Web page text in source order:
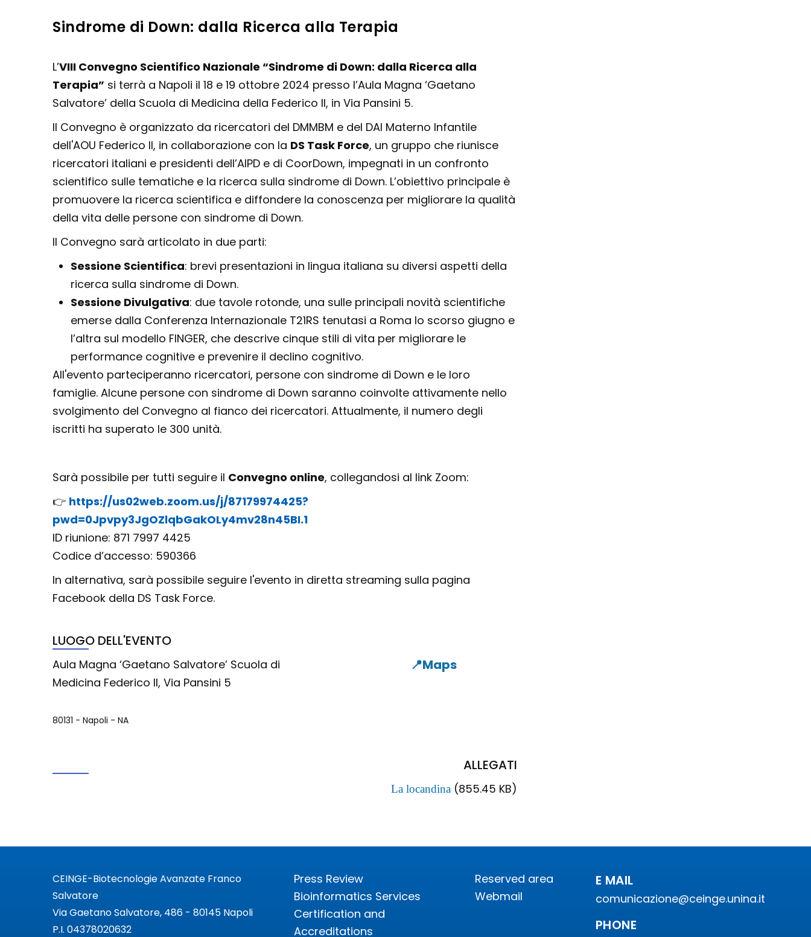
Sindrome di Down: dalla Ricerca alla Terapia
L’VIII Convegno Scientifico Nazionale “Sindrome di Down: dalla Ricerca alla
Terapia” si terrà a Napoli il 18 e 19 ottobre 2024 presso l’Aula Magna ‘Gaetano
Salvatore’ della Scuola di Medicina della Federico II, in Via Pansini 5.
Il Convegno è organizzato da ricercatori del DMMBM e del DAI Materno Infantile
dell'AOU Federico II, in collaborazione con la DS Task Force, un gruppo che riunisce
ricercatori italiani e presidenti dell’AIPD e di CoorDown, impegnati in un confronto
scientifico sulle tematiche e la ricerca sulla sindrome di Down. L’obiettivo principale è
promuovere la ricerca scientifica e diffondere la conoscenza per migliorare la qualità
della vita delle persone con sindrome di Down.
Il Convegno sarà articolato in due parti:
Sessione Scientifica: brevi presentazioni in lingua italiana su diversi aspetti della
ricerca sulla sindrome di Down.
Sessione Divulgativa: due tavole rotonde, una sulle principali novità scientifiche
emerse dalla Conferenza Internazionale T21RS tenutasi a Roma lo scorso giugno e
l’altra sul modello FINGER, che descrive cinque stili di vita per migliorare le
performance cognitive e prevenire il declino cognitivo.
All'evento parteciperanno ricercatori, persone con sindrome di Down e le loro
famiglie. Alcune persone con sindrome di Down saranno coinvolte attivamente nello
svolgimento del Convegno al fianco dei ricercatori. Attualmente, il numero degli
iscritti ha superato le 300 unità.
Sarà possibile per tutti seguire il Convegno online, collegandosi al link Zoom:
👉 https://us02web.zoom.us/j/87179974425?
pwd=0Jpvpy3JgOZlqbGakOLy4mv28n45BI.1
ID riunione: 871 7997 4425
Codice d’accesso: 590366
In alternativa, sarà possibile seguire l'evento in diretta streaming sulla pagina
Facebook della DS Task Force.
LUOGO DELL'EVENTO
Aula Magna ‘Gaetano Salvatore’ Scuola di
Medicina Federico II, Via Pansini 5
80131 - Napoli - NA
ALLEGATI
La locandina (855.45 KB)
CEINGE-Biotecnologie Avanzate Franco
Salvatore
Via Gaetano Salvatore, 486 - 80145 Napoli
P.I. 04378020632
Press Review
Bioinformatics Services
Certification and
Accreditations
Reserved area
Webmail
E MAIL
comunicazione@ceinge.unina.it
PHONE